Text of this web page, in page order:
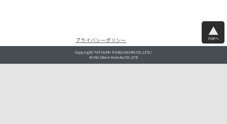
プライバシーポリシー TOPへ
Copyright TATSUMI PUBLISHING CO.,LTD./
Nitto Shoin Honsha CO.,LTD